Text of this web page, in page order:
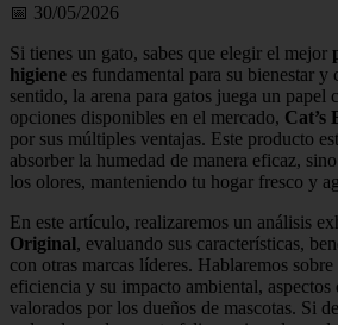
📅 30/05/2026
Si tienes un gato, sabes que elegir el mejor
higiene es fundamental para su bienestar y
sentido, la arena para gatos juega un papel
opciones disponibles en el mercado, Cat’s
por sus múltiples ventajas. Este producto
absorber la humedad de manera eficaz,
los olores, manteniendo tu hogar fresco y
En este artículo, realizaremos un análisis
Original, evaluando sus características,
con otras marcas líderes. Hablaremos
eficiencia y su impacto ambiental, aspectos
valorados por los dueños de mascotas. Si